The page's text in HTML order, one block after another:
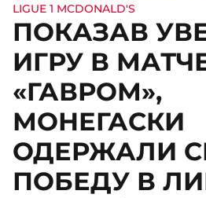
LIGUE 1 MCDONALD'S
ПОКАЗАВ
ИГРУ В
«ГАВРОМ»,
МОНЕГАСКИ
ОДЕРЖАЛИ
ПОБЕДУ В